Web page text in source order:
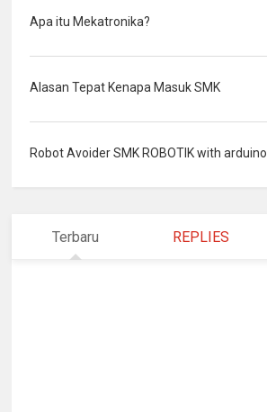
Apa itu Mekatronika?
Alasan Tepat Kenapa Masuk SMK
Robot Avoider SMK ROBOTIK with arduino
Terbaru REPLIES